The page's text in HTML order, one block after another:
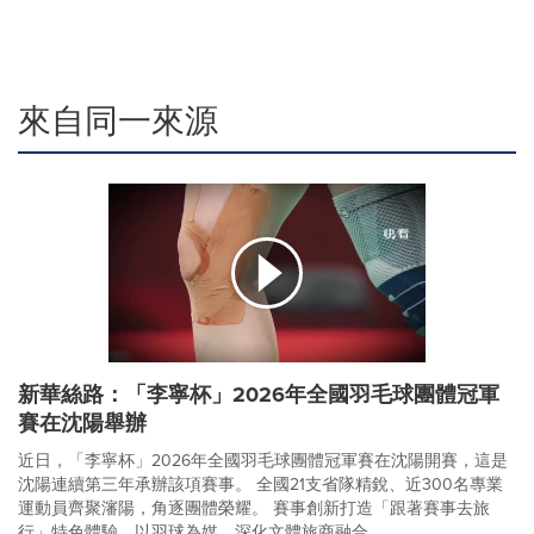
來自同一來源
新華絲路：「李寧杯」2026年全國羽毛球團體冠軍
賽在沈陽舉辦
近日，「李寧杯」2026年全國羽毛球團體冠軍賽在沈陽開賽，這是
沈陽連續第三年承辦該項賽事。 全國21支省隊精銳、近300名專業
運動員齊聚瀋陽，角逐團體榮耀。 賽事創新打造「跟著賽事去旅